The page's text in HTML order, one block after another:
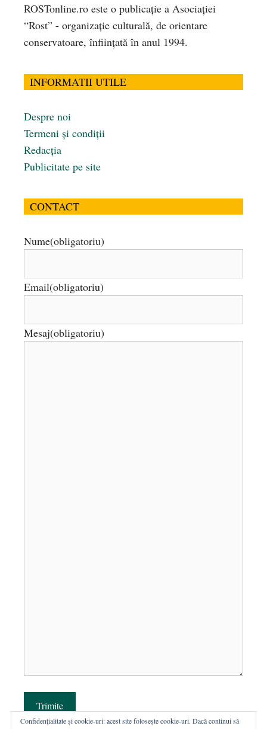
ROSTonline.ro este o publicaţie a Asociaţiei
“Rost” - organizaţie culturală, de orientare
conservatoare, înfiinţată în anul 1994.
INFORMATII UTILE
Despre noi
Termeni și condiții
Redacția
Publicitate pe site
CONTACT
Nume(obligatoriu)
Email(obligatoriu)
Mesaj(obligatoriu)
Trimite
Confidențialitate și cookie-uri: acest site folosește cookie-uri. Dacă continui să